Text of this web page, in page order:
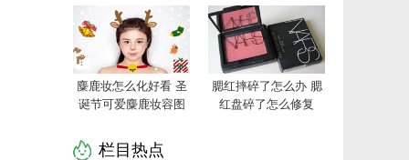
色号及试色
上市时间
麋鹿妆怎么化好看 圣
诞节可爱麋鹿妆容图
腮红摔碎了怎么办 腮
红盘碎了怎么修复
栏目热点